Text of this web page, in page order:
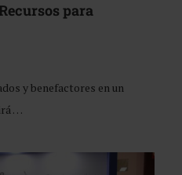
para
y benefactores en un
…